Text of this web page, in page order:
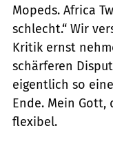
Mopeds. Africa
schlecht.“ Wir
Kritik ernst
schärferen
eigentlich so
Ende. Mein
flexibel.